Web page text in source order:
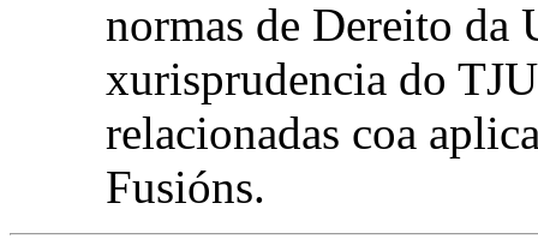
normas de Dereito da
xurisprudencia do
relacionadas coa
Fusións.